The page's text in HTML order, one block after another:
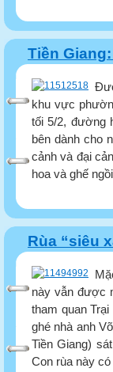
Tiền
khu vực
tối 5/2, đường
bên dành cho
cảnh và đại
hoa và ghế
Rùa “siêu
này vẫn được
tham quan
ghé nhà anh
Tiền Giang)
Con rùa này